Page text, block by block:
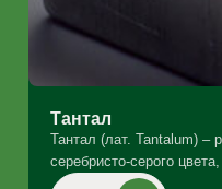
Tантал
Тантал (лат. Tantalum) –
серебристо-серого